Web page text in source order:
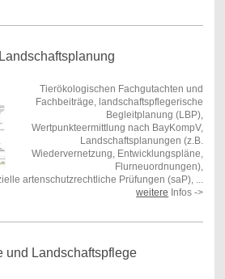
Tierökologischen Fachgutachten und
Fachbeiträge, landschaftspflegerische
Begleitplanung (LBP),
Wertpunkteermittlung nach BayKompV,
Landschaftsplanungen (z.B.
Wiedervernetzung, Entwicklungspläne,
Flurneuordnungen),
artenschutzrechtliche Prüfungen (saP), ...
weitere Infos ->
und Landschaftspflege